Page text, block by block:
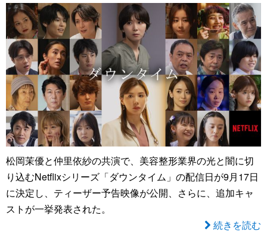
松岡茉優と仲里依紗の共演で、美容整形業界の光と闇に切
り込むNetflixシリーズ「ダウンタイム」の配信日が9月17日
に決定し、ティーザー予告映像が公開、さらに、追加キャ
ストが一挙発表された。
続きを読む